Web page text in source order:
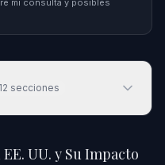
mi consulta y posibles
12 secciones
UU. y Su Impacto